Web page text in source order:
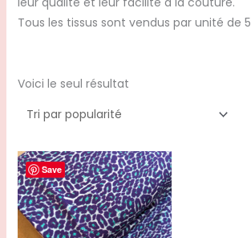
Tous les tissus sont vendus par unité de
Voici le seul résultat
Save